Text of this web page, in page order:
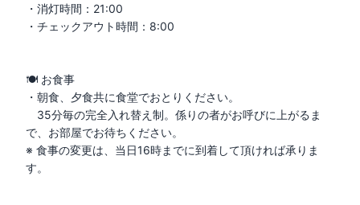
・消灯時間：21:00
・チェックアウト時間：8:00
🍽 お食事
・朝食、夕食共に食堂でおとりください。
35分毎の完全入れ替え制。係りの者がお呼びに上がるま
で、お部屋でお待ちください。
※ 食事の変更は、当日16時までに到着して頂ければ承りま
す。